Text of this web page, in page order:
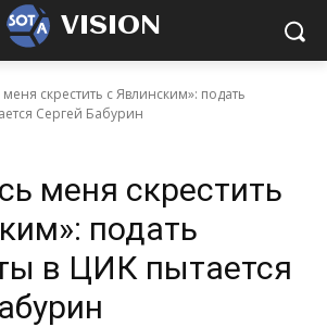
VISION
скрестить с Явлинским»: подать
Сергей Бабурин
меня скрестить
подать
в ЦИК пытается